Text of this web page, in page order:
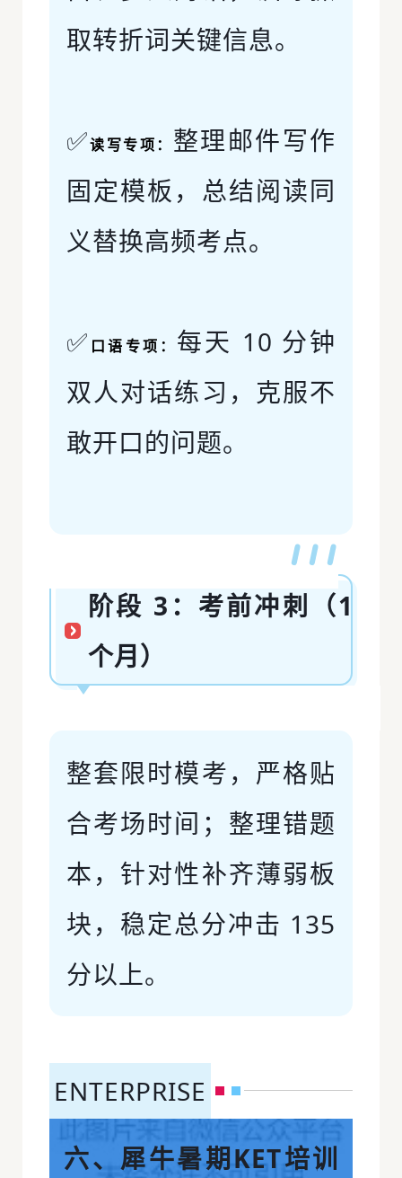
取转折词关键信息。
✅读写专项： 整理邮件写作
固定模板，总结阅读同
义替换高频考点。
✅ 口语专项： 每天 10 分钟
双人对话练习，克服不
敢开口的问题。
阶段 3：考前冲刺（1
个月）
整套限时模考，严格贴
合考场时间；整理错题
本，针对性补齐薄弱板
块，稳定总分冲击 135
分以上。
ENTERPRISE
六、犀牛暑期KET培训